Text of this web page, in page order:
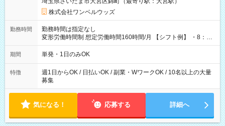
株式会社ワンベルウッズ
勤務時間
勤務時間は指定なし
変形労働時間制 想定労働時間160時間/月 【シフト例】 ・8：00
～21：00
期間 単発・1日のみOK
特徴
週1日からOK / 日払いOK / 副業・WワークOK / 10名以上の大量
募集
気になる！ 応募する 詳細へ